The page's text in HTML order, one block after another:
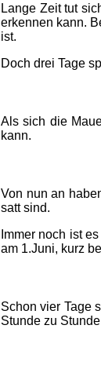
Lange Zeit tut
erkennen kann.
ist.
Doch drei Tage
Als sich die
kann.
Von nun an
satt sind.
Immer noch ist
am 1.Juni, kurz
Schon vier Tage
Stunde zu